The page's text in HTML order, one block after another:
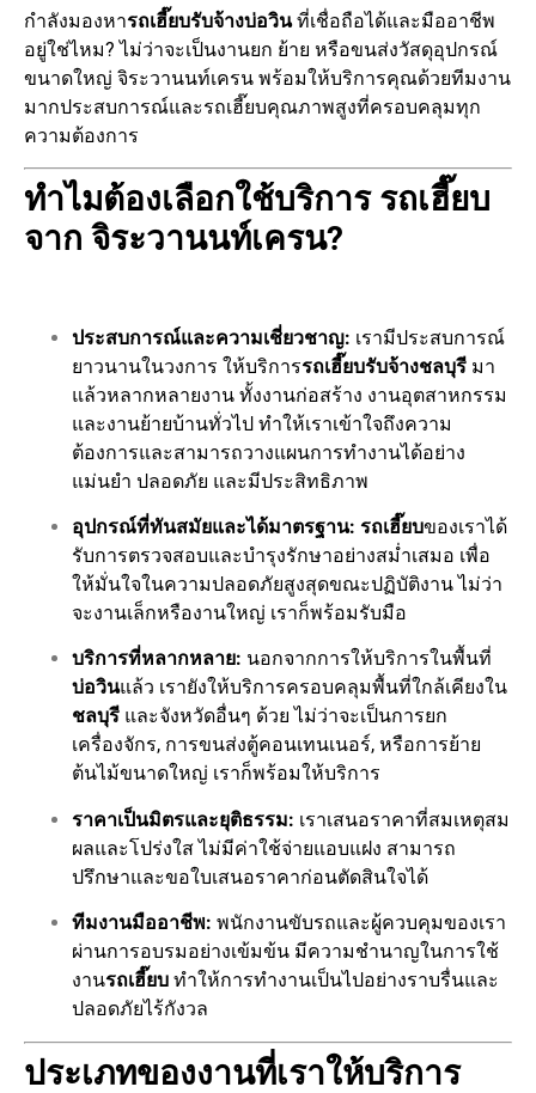
กำลังมองหารถเฮี๊ยบรับจ้างบ่อวินที่เชื่อถือได้และมืออาชีพ
อยู่ใช่ไหม? ไม่ว่าจะเป็นงานยก ย้าย หรือขนส่งวัสดุอุปกรณ์
ขนาดใหญ่ จิระวานนท์เครน พร้อมให้บริการคุณด้วยทีมงาน
มากประสบการณ์และรถเฮี๊ยบคุณภาพสูงที่ครอบคลุมทุก
ความต้องการ
ทำไมต้องเลือกใช้บริการ รถเฮี๊ยบ
จาก จิระวานนท์เครน?
ประสบการณ์และความเชี่ยวชาญ: เรามีประสบการณ์
ยาวนานในวงการ ให้บริการรถเฮี๊ยบรับจ้างชลบุรี มา
แล้วหลากหลายงาน ทั้งงานก่อสร้าง งานอุตสาหกรรม
และงานย้ายบ้านทั่วไป ทำให้เราเข้าใจถึงความ
ต้องการและสามารถวางแผนการทำงานได้อย่าง
แม่นยำ ปลอดภัย และมีประสิทธิภาพ
อุปกรณ์ที่ทันสมัยและได้มาตรฐาน: รถเฮี๊ยบของเราได้
รับการตรวจสอบและบำรุงรักษาอย่างสม่ำเสมอ เพื่อ
ให้มั่นใจในความปลอดภัยสูงสุดขณะปฏิบัติงาน ไม่ว่า
จะงานเล็กหรืองานใหญ่ เราก็พร้อมรับมือ
บริการที่หลากหลาย: นอกจากการให้บริการในพื้นที่
บ่อวินแล้ว เรายังให้บริการครอบคลุมพื้นที่ใกล้เคียงใน
ชลบุรี และจังหวัดอื่นๆ ด้วย ไม่ว่าจะเป็นการยก
เครื่องจักร, การขนส่งตู้คอนเทนเนอร์, หรือการย้าย
ต้นไม้ขนาดใหญ่ เราก็พร้อมให้บริการ
ราคาเป็นมิตรและยุติธรรม: เราเสนอราคาที่สมเหตุสม
ผลและโปร่งใส ไม่มีค่าใช้จ่ายแอบแฝง สามารถ
ปรึกษาและขอใบเสนอราคาก่อนตัดสินใจได้
ทีมงานมืออาชีพ: พนักงานขับรถและผู้ควบคุมของเรา
ผ่านการอบรมอย่างเข้มข้น มีความชำนาญในการใช้
งานรถเฮี๊ยบ ทำให้การทำงานเป็นไปอย่างราบรื่นและ
ปลอดภัยไร้กังวล
ประเภทของงานที่เราให้บริการ